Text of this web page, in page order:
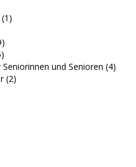
und Senioren (4)
(2)